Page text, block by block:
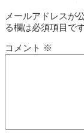
メールアドレスが
る欄は必須項目で
コメント ※